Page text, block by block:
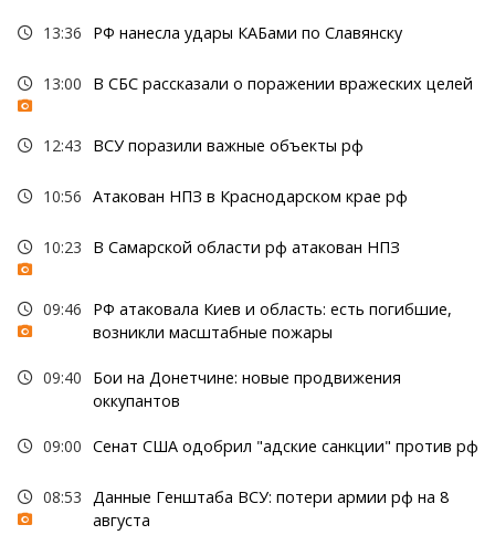
13:36 РФ нанесла удары КАБами по Славянску
13:00 В СБС рассказали о поражении вражеских целей
12:43 ВСУ поразили важные объекты рф
10:56 Атакован НПЗ в Краснодарском крае рф
10:23 В Самарской области рф атакован НПЗ
09:46
РФ атаковала Киев и область: есть погибшие,
возникли масштабные пожары
09:40
Бои на Донетчине: новые продвижения
оккупантов
09:00 Сенат США одобрил "адские санкции" против рф
08:53 Данные Генштаба ВСУ: потери армии рф на 8
августа